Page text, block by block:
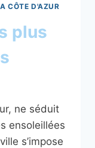
CÔTE D'AZUR
plus
ne séduit
ensoleillées
s’impose